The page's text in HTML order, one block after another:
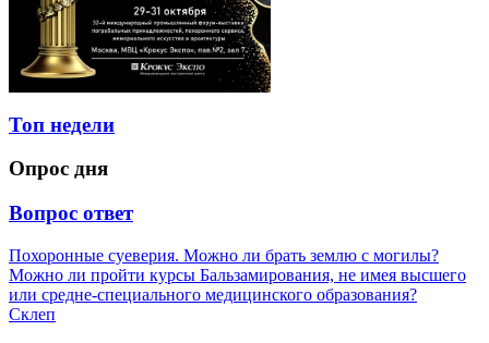
Топ недели
Опрос дня
Вопрос ответ
Похоронные суеверия. Можно ли брать землю с могилы?
Можно ли пройти курсы Бальзамирования, не имея высшего
или средне-специального медицинского образования?
Склеп